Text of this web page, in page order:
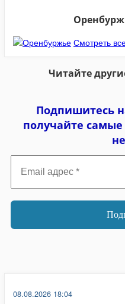
Смотреть
Читайте
Подпишитесь
получайте
адрес
*
08.08.2026 18:04